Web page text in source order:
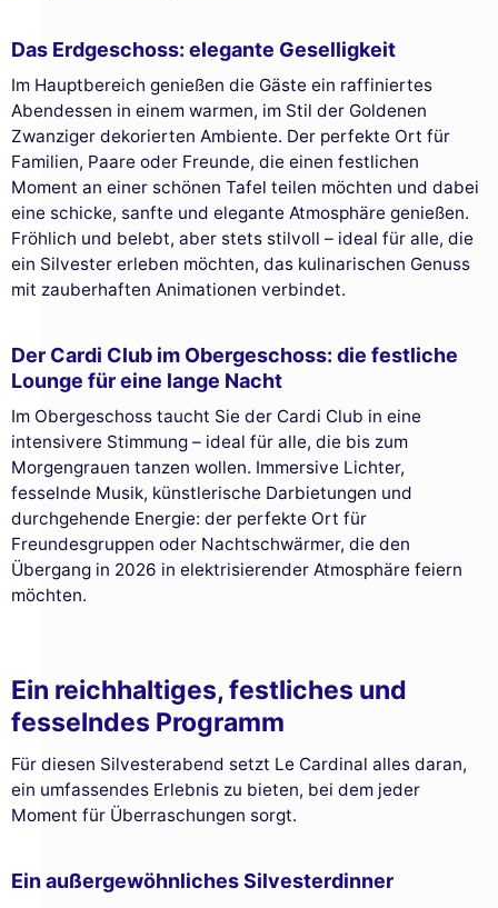
Das Erdgeschoss: elegante Geselligkeit
Im Hauptbereich genießen die Gäste ein raffiniertes
Abendessen in einem warmen, im Stil der Goldenen
Zwanziger dekorierten Ambiente. Der perfekte Ort für
Familien, Paare oder Freunde, die einen festlichen
Moment an einer schönen Tafel teilen möchten und dabei
eine schicke, sanfte und elegante Atmosphäre genießen.
Fröhlich und belebt, aber stets stilvoll – ideal für alle, die
ein Silvester erleben möchten, das kulinarischen Genuss
mit zauberhaften Animationen verbindet.
Der Cardi Club im Obergeschoss: die festliche
Lounge für eine lange Nacht
Im Obergeschoss taucht Sie der Cardi Club in eine
intensivere Stimmung – ideal für alle, die bis zum
Morgengrauen tanzen wollen. Immersive Lichter,
fesselnde Musik, künstlerische Darbietungen und
durchgehende Energie: der perfekte Ort für
Freundesgruppen oder Nachtschwärmer, die den
Übergang in 2026 in elektrisierender Atmosphäre feiern
möchten.
Ein reichhaltiges, festliches und
fesselndes Programm
Für diesen Silvesterabend setzt Le Cardinal alles daran,
ein umfassendes Erlebnis zu bieten, bei dem jeder
Moment für Überraschungen sorgt.
Ein außergewöhnliches Silvesterdinner